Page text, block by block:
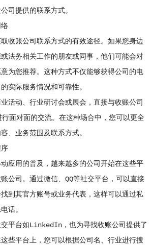
司提供的联系方式。
账公司联系方式的有效途径。如果您身边
法务相关工作的朋友或同事，他们可能会对
为您推荐。这种方式不仅能够获得公司的电
实际服务情况和可靠性。
动、行业研讨会或展会，直接与收账公司
对面的交流。在这种场合中，您可以更全
、业务范围及联系方式。
用的普及，越来越多的公司开始在这些平
公司。通过微信、QQ等社交平台，可以直接
到其官方账号或业务代表，这样可以通过私
话。
台如LinkedIn，也为寻找收账公司提供了
些平台上，您可以根据公司名、行业进行搜